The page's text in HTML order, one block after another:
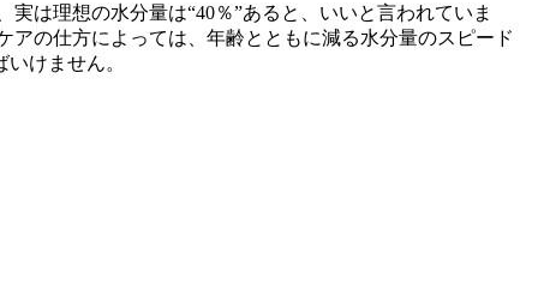
は理想の水分量は“40％”あると、いいと言われていま
の仕方によっては、年齢とともに減る水分量のスピード
けません。